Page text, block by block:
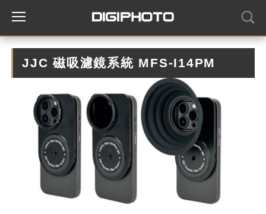
JJC 磁吸濾鏡系統 MFS-I14PM